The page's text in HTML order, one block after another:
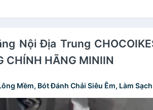
Nội Địa Trung
CHÍNH HÃNG MINIIN
Mềm, Bót Đánh Chải Siêu Êm, Làm